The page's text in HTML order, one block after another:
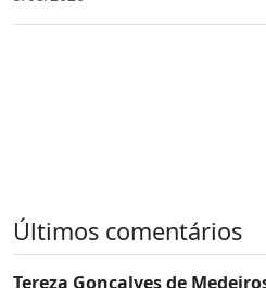
Últimos comentários
Tereza Gonçalves de